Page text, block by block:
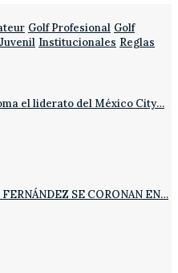
Golf Profesional Golf
Institucionales Reglas
el liderato del México City…
SE CORONAN EN…